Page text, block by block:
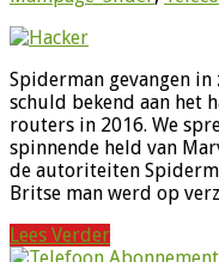
Spiderman gevangen
schuld bekend aan het
routers in 2016. We
spinnende held van
de autoriteiten
Britse man werd op
Lees Verder